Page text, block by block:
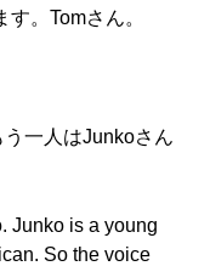
。Tomさん。
一人はJunkoさん
Junko is a young
So the voice